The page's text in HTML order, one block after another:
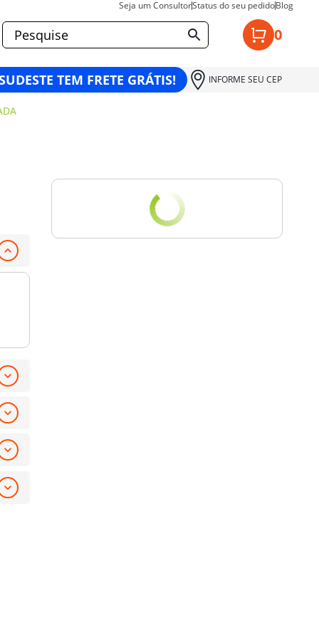
Seja um ConsultorStatus do seu pedidoBlog
0
TEM FRETE GRÁTIS! INFORME SEU CEP